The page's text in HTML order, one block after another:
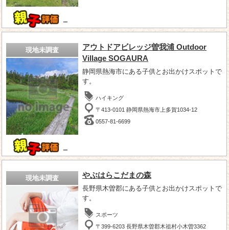
－
現地未調査
－
アウトドアビレッジ曽我浦 Outdoor
Village SOGAURA
静岡県熱海市にある子供とお出かけスポットで
す。
ハイキング
〒413-0101 静岡県熱海市上多賀1034-12
0557-81-6699
現地未調査 やぶはらこだまの森
長野県木曽郡にある子供とお出かけスポットで
す。
スポーツ
〒399-6203 長野県木曽郡木祖村小木曽3362